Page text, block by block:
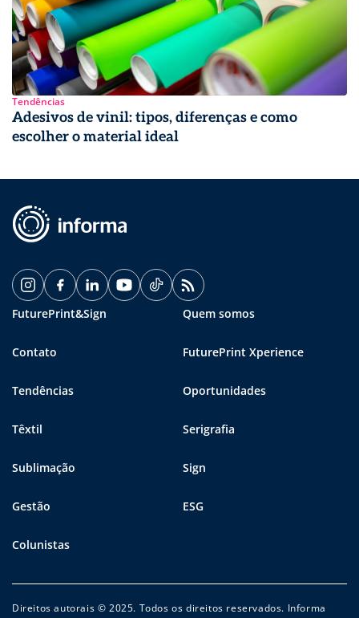
Tendências
Adesivos de vinil: tipos, diferenças e como
escolher o material ideal
FuturePrint&Sign Quem somos
Contato FuturePrint Xperience
Tendências Oportunidades
Têxtil Serigrafia
Sublimação Sign
Gestão ESG
Colunistas
Direitos autorais © 2025. Todos os direitos reservados. Informa